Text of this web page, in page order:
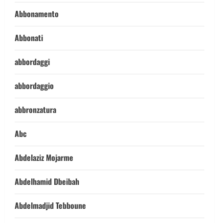
Abbonamento
Abbonati
abbordaggi
abbordaggio
abbronzatura
Abc
Abdelaziz Mojarme
Abdelhamid Dbeibah
Abdelmadjid Tebboune